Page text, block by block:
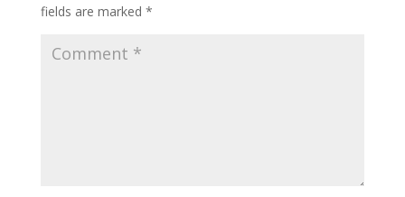
fields are marked *